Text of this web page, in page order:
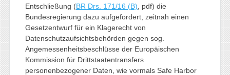
Entschließung (BR Drs. 171/16 (B) , pdf) die
Bundesregierung dazu aufgefordert, zeitnah einen
Gesetzentwurf für ein Klagerecht von
Datenschutzaufsichtsbehörden gegen sog.
Angemessenheitsbeschlüsse der Europäischen
Kommission für Drittstaatentransfers
personenbezogener Daten, wie vormals Safe Harbor